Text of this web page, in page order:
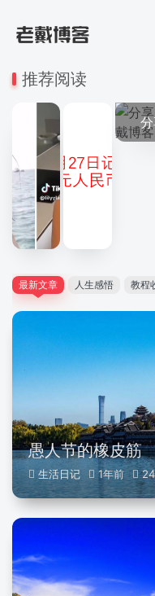
推荐阅读
最新文章 人生感悟 教程
愚人节的橡皮筋
生活日记 1年前